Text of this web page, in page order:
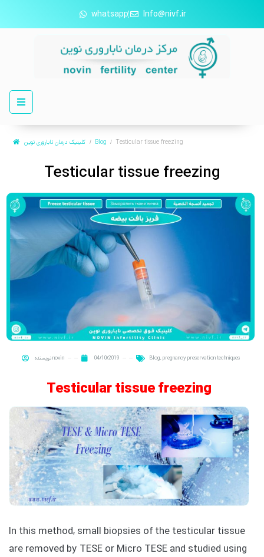
whatsapp Info@nivf.ir
کلینیک درمان ناباروری نوین Blog Testicular tissue freezing
Testicular tissue freezing
نویسندهnovin 04/10/2019 Blog, pregnancy preservation techniques
Testicular tissue freezing
In this method, small biopsies of the testicular tissue
are removed by TESE or Micro TESE and studied using